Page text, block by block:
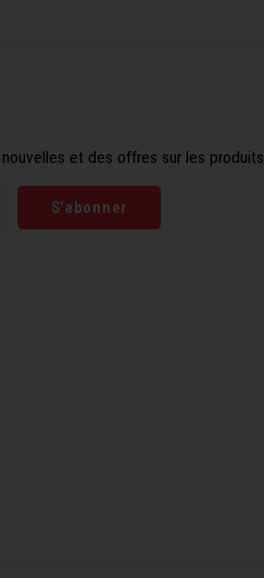
et des offres sur les produits
S'abonner